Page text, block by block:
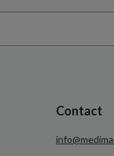
Contact